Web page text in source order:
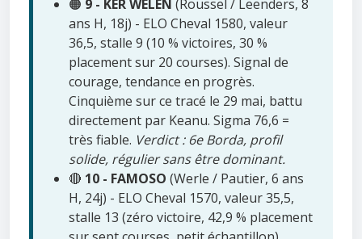
🟠 9 - KER WELEN (Roussel / Leenders, 8
ans H, 18j) - ELO Cheval 1580, valeur
36,5, stalle 9 (10 % victoires, 30 %
placement sur 20 courses). Signal de
courage, tendance en progrès.
Cinquième sur ce tracé le 29 mai, battu
directement par Keanu. Sigma 76,6 =
très fiable. Verdict : 6e Borda, profil
solide, régulier sans être dominant.
🔴 10 - FAMOSO (Werle / Pautier, 6 ans
H, 24j) - ELO Cheval 1570, valeur 35,5,
stalle 13 (zéro victoire, 42,9 % placement